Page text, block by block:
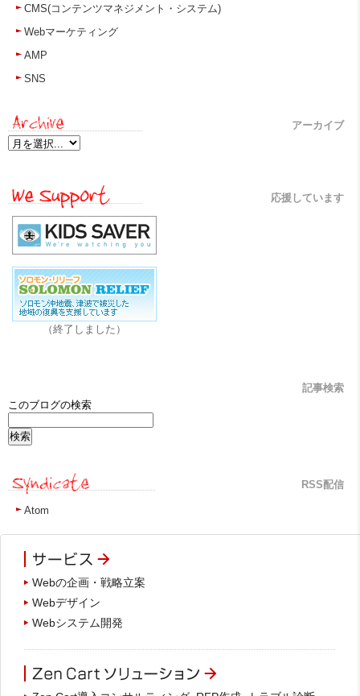
CMS(コンテンツマネジメント・システム)
Webマーケティング
AMP
SNS
アーカイブ
応援しています
（終了しました）
記事検索
このブログの検索
RSS配信
Atom
Webの企画・戦略立案
Webデザイン
Webシステム開発